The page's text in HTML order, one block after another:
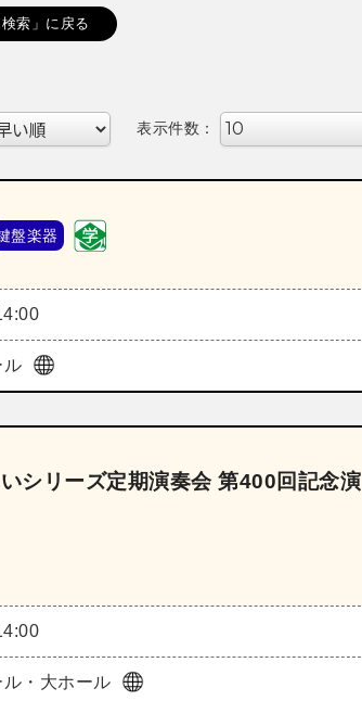
索」に戻る
表示件数：
盤楽器
ル
シリーズ定期演奏会 第400回記念演
・大ホール